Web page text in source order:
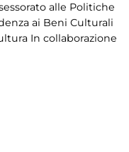
alle Politiche
ai Beni Culturali
In collaborazione